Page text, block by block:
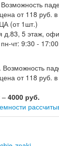
(от 1шт.)
д.83, 5 этаж,
чт: 9:30 -
– 4000 руб.